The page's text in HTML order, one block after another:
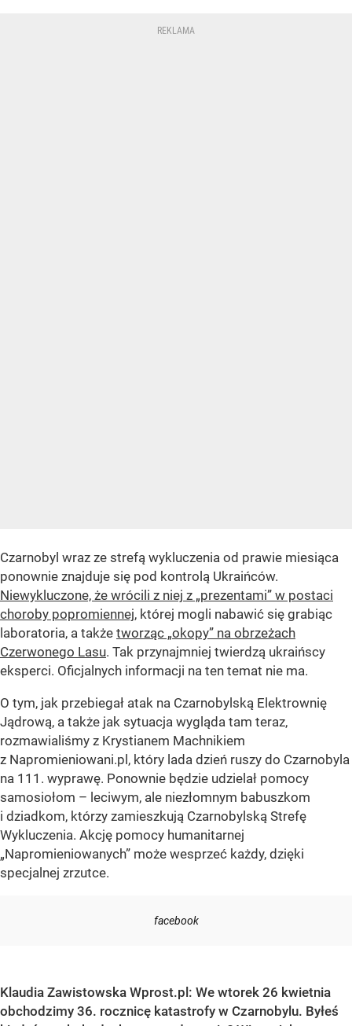
Czarnobyl wraz ze strefą wykluczenia od prawie miesiąca
ponownie znajduje się pod kontrolą Ukraińców.
Niewykluczone, że wrócili z niej z „prezentami” w postaci
choroby popromiennej, której mogli nabawić się grabiąc
laboratoria, a także tworząc „okopy” na obrzeżach
Czerwonego Lasu. Tak przynajmniej twierdzą ukraińscy
eksperci. Oficjalnych informacji na ten temat nie ma.
O tym, jak przebiegał atak na Czarnobylską Elektrownię
Jądrową, a także jak sytuacja wygląda tam teraz,
rozmawialiśmy z Krystianem Machnikiem
z Napromieniowani.pl, który lada dzień ruszy do Czarnobyla
na 111. wyprawę. Ponownie będzie udzielał pomocy
samosiołom – leciwym, ale niezłomnym babuszkom
i dziadkom, którzy zamieszkują Czarnobylską Strefę
Wykluczenia. Akcję pomocy humanitarnej
„Napromieniowanych” może wesprzeć każdy, dzięki
specjalnej zrzutce.
facebook
Klaudia Zawistowska Wprost.pl: We wtorek 26 kwietnia
obchodzimy 36. rocznicę katastrofy w Czarnobylu. Byłeś